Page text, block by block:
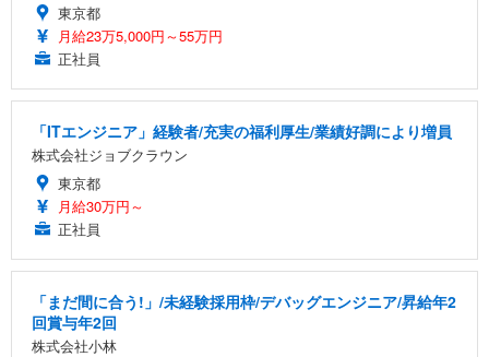
東京都
月給23万5,000円～55万円
正社員
「ITエンジニア」経験者/充実の福利厚生/業績好調により増員
株式会社ジョブクラウン
東京都
月給30万円～
正社員
「まだ間に合う!」/未経験採用枠/デバッグエンジニア/昇給年2
回賞与年2回
株式会社小林